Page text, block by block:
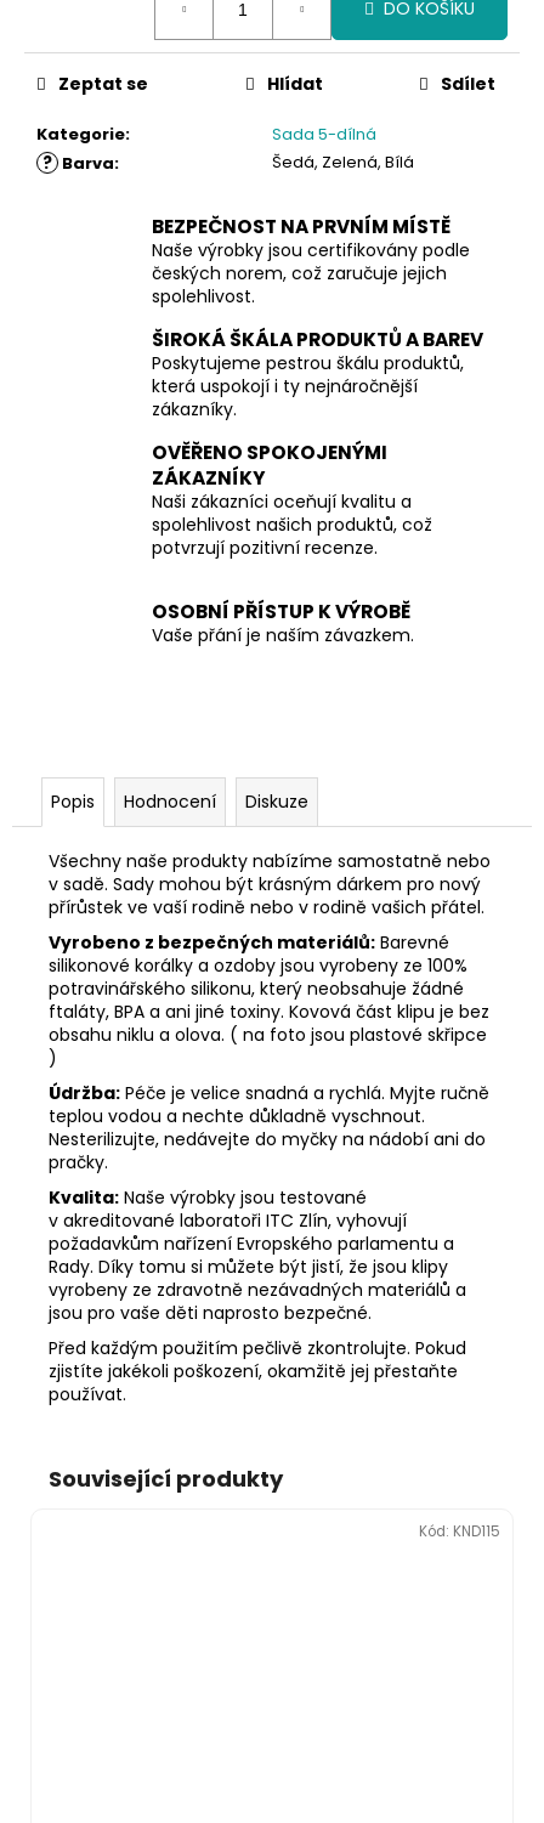
DO KOŠÍKU
Kategorie: Sada 5-dílná
? Barva: Šedá, Zelená, Bílá
Zeptat se Hlídat Sdílet
BEZPEČNOST NA PRVNÍM MÍSTĚ
Naše výrobky jsou certifikovány podle
českých norem, což zaručuje jejich
spolehlivost.
ŠIROKÁ ŠKÁLA PRODUKTŮ A BAREV
Poskytujeme pestrou škálu produktů,
která uspokojí i ty nejnáročnější
zákazníky.
OVĚŘENO SPOKOJENÝMI
ZÁKAZNÍKY
Naši zákazníci oceňují kvalitu a
spolehlivost našich produktů, což
potvrzují pozitivní recenze.
OSOBNÍ PŘÍSTUP K VÝROBĚ
Vaše přání je naším závazkem.
Popis Hodnocení Diskuze
Všechny naše produkty nabízíme samostatně nebo
v sadě. Sady mohou být krásným dárkem pro nový
přírůstek ve vaší rodině nebo v rodině vašich přátel.
Vyrobeno z bezpečných materiálů: Barevné
silikonové korálky a ozdoby jsou vyrobeny ze 100%
potravinářského silikonu, který neobsahuje žádné
ftaláty, BPA a ani jiné toxiny. Kovová část klipu je bez
obsahu niklu a olova. ( na foto jsou plastové skřipce
)
Údržba: Péče je velice snadná a rychlá. Myjte ručně
teplou vodou a nechte důkladně vyschnout.
Nesterilizujte, nedávejte do myčky na nádobí ani do
pračky.
Kvalita: Naše výrobky jsou testované
v akreditované laboratoři ITC Zlín, vyhovují
požadavkům nařízení Evropského parlamentu a
Rady. Díky tomu si můžete být jistí, že jsou klipy
vyrobeny ze zdravotně nezávadných materiálů a
jsou pro vaše děti naprosto bezpečné.
Před každým použitím pečlivě zkontrolujte. Pokud
zjistíte jakékoli poškození, okamžitě jej přestaňte
používat.
Související produkty
Kód: KND115